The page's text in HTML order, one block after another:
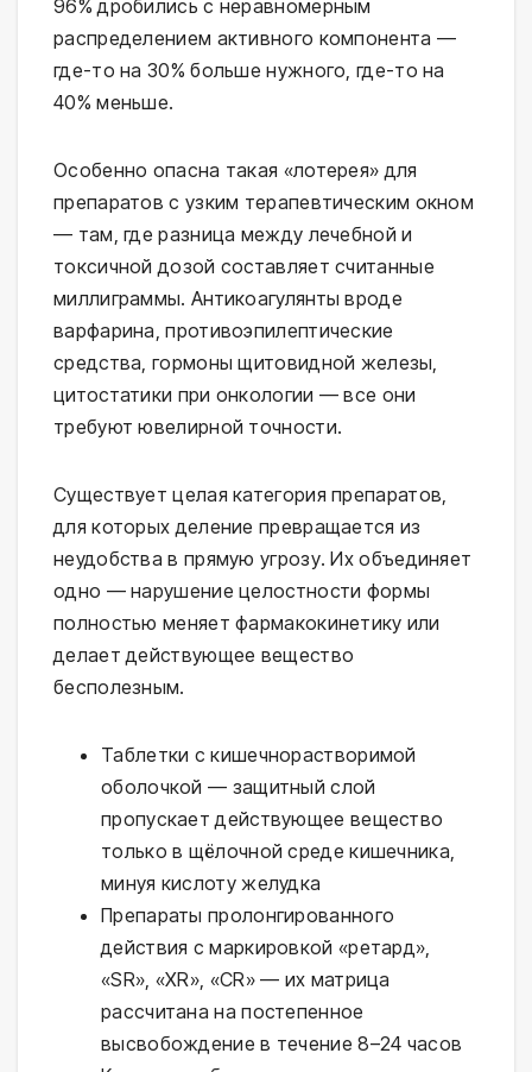
96% дробились с неравномерным
распределением активного компонента —
где-то на 30% больше нужного, где-то на
40% меньше.
Особенно опасна такая «лотерея» для
препаратов с узким терапевтическим окном
— там, где разница между лечебной и
токсичной дозой составляет считанные
миллиграммы. Антикоагулянты вроде
варфарина, противоэпилептические
средства, гормоны щитовидной железы,
цитостатики при онкологии — все они
требуют ювелирной точности.
Существует целая категория препаратов,
для которых деление превращается из
неудобства в прямую угрозу. Их объединяет
одно — нарушение целостности формы
полностью меняет фармакокинетику или
делает действующее вещество
бесполезным.
Таблетки с кишечнорастворимой
оболочкой — защитный слой
пропускает действующее вещество
только в щёлочной среде кишечника,
минуя кислоту желудка
Препараты пролонгированного
действия с маркировкой «ретард»,
«SR», «XR», «CR» — их матрица
рассчитана на постепенное
высвобождение в течение 8–24 часов